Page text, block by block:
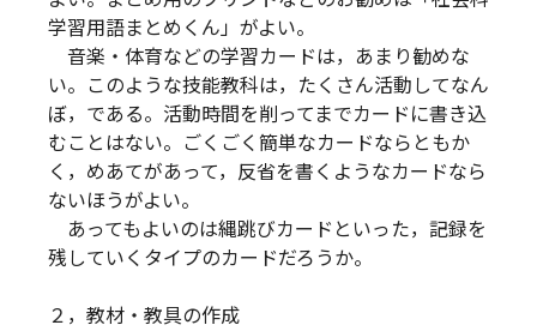
学習用語まとめくん」がよい。
音楽・体育などの学習カードは，あまり勧めな
い。このような技能教科は，たくさん活動してなん
ぼ，である。活動時間を削ってまでカードに書き込
むことはない。ごくごく簡単なカードならともか
く，めあてがあって，反省を書くようなカードなら
ないほうがよい。
あってもよいのは縄跳びカードといった，記録を
残していくタイプのカードだろうか。
２，教材・教具の作成